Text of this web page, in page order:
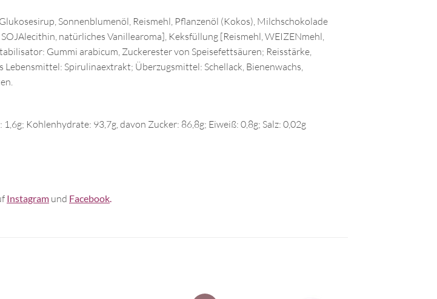
Sonnenblumenöl, Reismehl, Pflanzenöl (Kokos), Milchschokolade
natürliches Vanillearoma], Keksfüllung [Reismehl, WEIZENmehl,
Gummi arabicum, Zuckerester von Speisefettsäuren; Reisstärke,
Spirulinaextrakt; Überzugsmittel: Schellack, Bienenwachs,
Kohlenhydrate: 93,7g, davon Zucker: 86,8g; Eiweiß: 0,8g; Salz: 0,02g
Instagram und Facebook.